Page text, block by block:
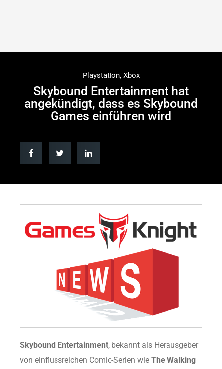
Playstation, Xbox
Skybound Entertainment hat
angekündigt, dass es Skybound
Games einführen wird
Skybound Entertainment, bekannt als Herausgeber
von einflussreichen Comic-Serien wie The Walking